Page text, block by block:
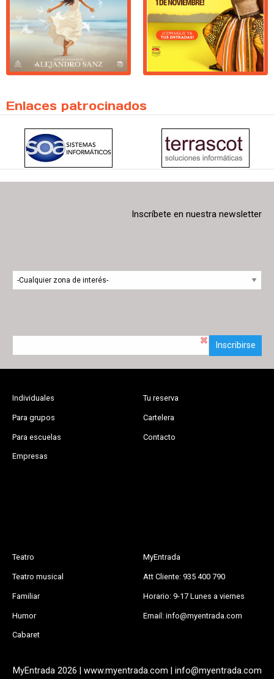
Enlaces patrocinados
Inscríbete en nuestra newsletter
Inscribirse
Individuales
Para grupos
Para escuelas
Empresas
Tu reserva
Cartelera
Contacto
Teatro
Teatro musical
Familiar
Humor
Cabaret
MyEntrada
Att Cliente: 935 400 790
Horario: 9-17 Lunes a viernes
Email: info@myentrada.com
MyEntrada 2026 | www.myentrada.com | info@myentrada.com